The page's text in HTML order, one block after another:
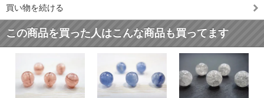
買い物を続ける
この商品を買った人はこんな商品も買ってます